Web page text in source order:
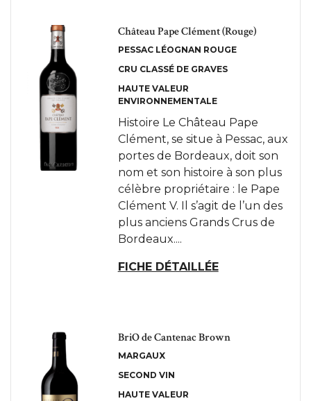
Château Pape Clément (Rouge)
PESSAC LÉOGNAN ROUGE
CRU CLASSÉ DE GRAVES
HAUTE VALEUR
ENVIRONNEMENTALE
Histoire Le Château Pape
Clément, se situe à Pessac, aux
portes de Bordeaux, doit son
nom et son histoire à son plus
célèbre propriétaire : le Pape
Clément V. Il s’agit de l’un des
plus anciens Grands Crus de
Bordeaux....
FICHE DÉTAILLÉE
BriO de Cantenac Brown
MARGAUX
SECOND VIN
HAUTE VALEUR